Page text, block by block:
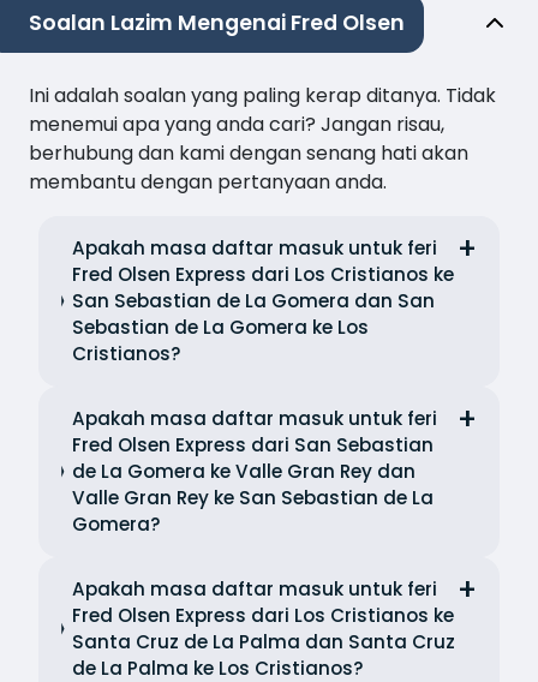
Soalan Lazim Mengenai Fred Olsen
Ini adalah soalan yang paling kerap ditanya. Tidak
menemui apa yang anda cari? Jangan risau,
berhubung dan kami dengan senang hati akan
membantu dengan pertanyaan anda.
Apakah masa daftar masuk untuk feri
Fred Olsen Express dari Los Cristianos ke
San Sebastian de La Gomera dan San
Sebastian de La Gomera ke Los
Cristianos?
Apakah masa daftar masuk untuk feri
Fred Olsen Express dari San Sebastian
de La Gomera ke Valle Gran Rey dan
Valle Gran Rey ke San Sebastian de La
Gomera?
Apakah masa daftar masuk untuk feri
Fred Olsen Express dari Los Cristianos ke
Santa Cruz de La Palma dan Santa Cruz
de La Palma ke Los Cristianos?